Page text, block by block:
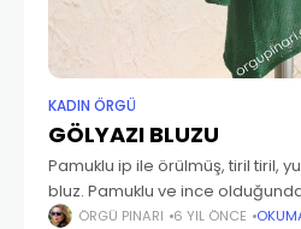
KADIN ÖRGÜ
GÖLYAZI BLUZU
Pamuklu ip ile örülmüş, tiril tiril,
bluz. Pamuklu ve ince
nefes aldırıyor. Asimetrik kesimi
ÖRGÜ PINARI 6 YIL ÖNCE